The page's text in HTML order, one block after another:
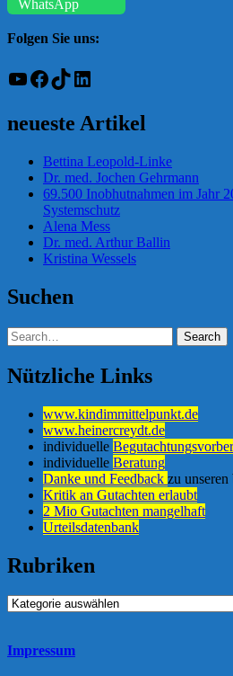
Folgen Sie uns:
YouTube
Facebook
TikTokLinkedIn
neueste Artikel
Bettina Leopold-Linke
Dr. med. Jochen Gehrmann
69.500 Inobhutnahmen im Jahr
Systemschutz
Alena Mess
Dr. med. Arthur Ballin
Kristina Wessels
Suchen
Nützliche Links
www.kindimmittelpunkt.de
www.heinercreydt.de
individuelle
individuelle Beratung
Danke und Feedback zu
Kritik an Gutachten erlaubt
2 Mio Gutachten mangelhaft
Urteilsdatenbank
Rubriken
Rubriken
Impressum